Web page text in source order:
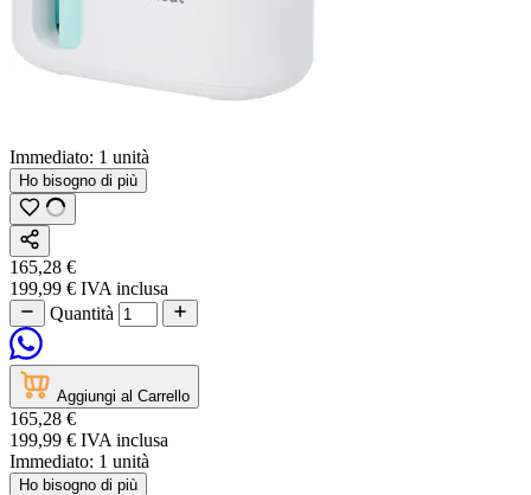
Immediato: 1 unità
Ho bisogno di più
165,28 €
199,99 € IVA inclusa
Quantità
Aggiungi al Carrello
165,28 €
199,99 € IVA inclusa
Immediato: 1 unità
Ho bisogno di più